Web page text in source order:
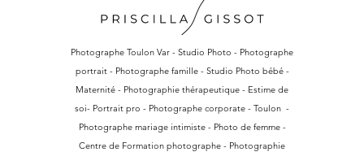
Photographe Toulon Var - Studio Photo - Photographe
portrait - Photographe famille - Studio Photo bébé -
Maternité - Photographie thérapeutique - Estime de
soi- Portrait pro - Photographe corporate - Toulon -
Photographe mariage intimiste - Photo de femme -
Centre de Formation photographe - Photographie